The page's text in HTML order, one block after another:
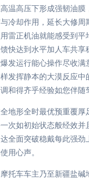
温高压下形成强韧油
冷却作用，延长大修
雷正机油就能感受到
快达到水平加人车共
发运行能心操作尽收
发挥静本的大漠反应
和得齐乎经验如您伴随
地形全时最优预重覆
次如初始状态般经效
全面突破稳戴每此强
用心声。
车车主乃至新疆盐碱